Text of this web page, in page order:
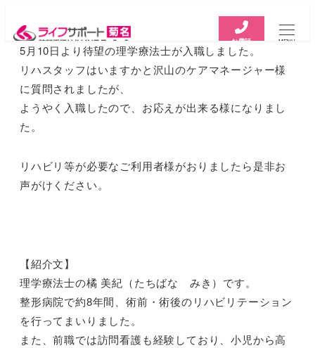
お電話 MENU
5月10日より待望の理学療法士が入職しました。
リハスタッフはいますかと沢山のケアマネージャー様
に質問されましたが、
ようやく入職したので、お応えが出来る様になりまし
た。
リハビリ等が必要なご利用者様がおりましたら是非お
声がけください。
【紹介文】
理学療法士の橘 美紀（たちばな みき）です。
整形病院で約8年間、術前・術後のリハビリテーション
を行ってまいりました。
また、前職では訪問看護も経験しており、小児から高